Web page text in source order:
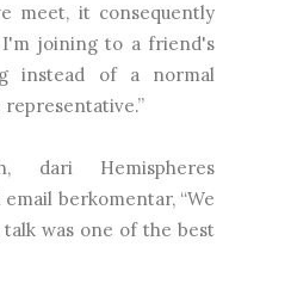
meet, it consequently
joining to a friend's
instead of a normal
dari Hemispheres
berkomentar, “We
talk was one of the best